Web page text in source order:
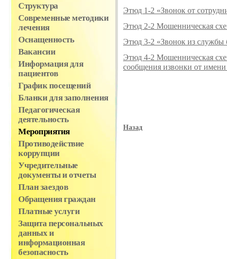
Структура
Современные методики
лечения
Оснащенность
Вакансии
Информация для
пациентов
График посещений
Бланки для заполнения
Педагогическая
деятельность
Мероприятия
Противодействие
коррупции
Учредительные
документы и отчеты
План заездов
Обращения граждан
Платные услуги
Защита персональных
данных и
информационная
безопасность
Этюд 1-2 «Звонок от
Этюд 2-2 Мошенническая
Этюд 3-2 «Звонок из службы
Этюд 4-2 Мошенническая
сообщения извонки от
Назад